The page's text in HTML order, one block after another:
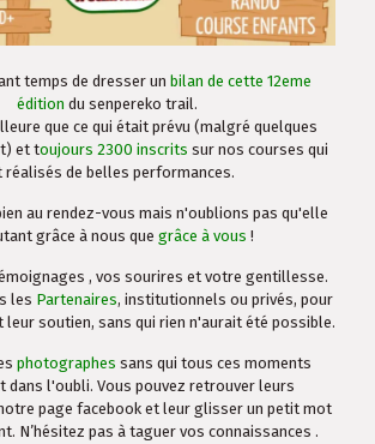
temps de dresser un bilan de cette 12eme
édition du senpereko trail.
que ce qui était prévu (malgré quelques
et toujours 2300 inscrits sur nos courses qui
réalisés de belles performances.
au rendez-vous mais n'oublions pas qu'elle
grâce à nous que grâce à vous !
, vos sourires et votre gentillesse.
les Partenaires, institutionnels ou privés, pour
soutien, sans qui rien n'aurait été possible.
photographes sans qui tous ces moments
dans l'oubli. Vous pouvez retrouver leurs
page facebook et leur glisser un petit mot
N’hésitez pas à taguer vos connaissances .